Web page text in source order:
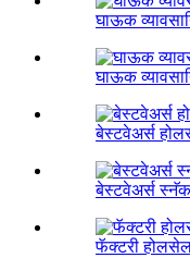
घाऊक
घाऊक
बेस्टवेअर्स
बेस्टवेअर्स
फॅक्टरी